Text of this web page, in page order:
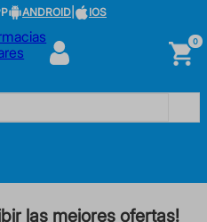
ANDROID IOS
0
las mejores ofertas!